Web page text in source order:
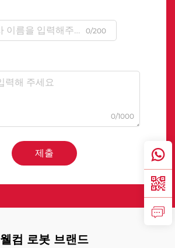
0/200
0/1000
제출
웰컴 로봇 브랜드